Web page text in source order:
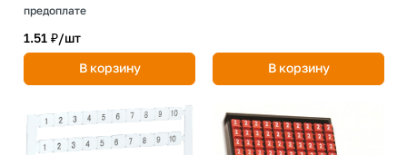
предоплате
1.51 ₽/шт
В корзину
В корзину